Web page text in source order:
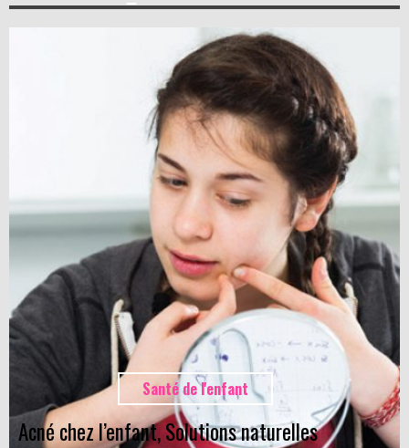
Santé de l'enfant
Acné chez l’enfant, Solutions naturelles